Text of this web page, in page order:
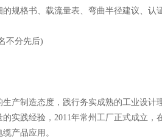
的规格书、载流量表、弯曲半径建议、认
不分先后)
制造态度，践行务实成熟的工业设计
实践经验，2011年常州工厂正式成立
产品应用。